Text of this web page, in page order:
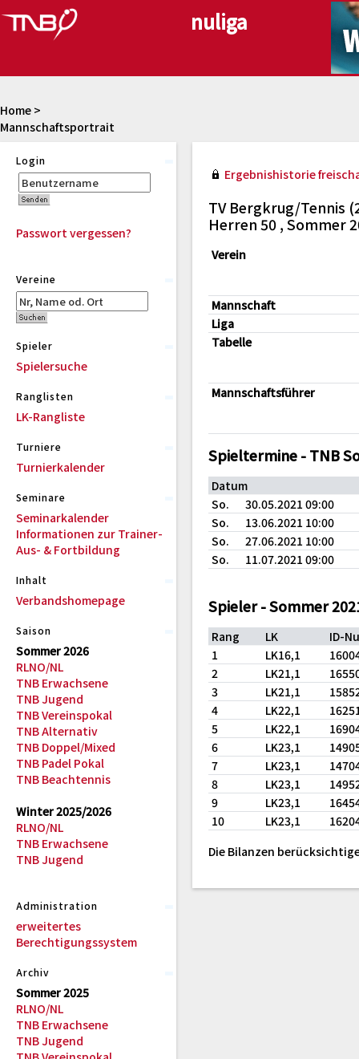
Mannschaftsportrait
Home >
Login
Passwort vergessen?
Vereine
Spieler
Spielersuche
Ranglisten
LK-Rangliste
Turniere
Turnierkalender
Seminare
Seminarkalender
Informationen zur Trainer-
Aus- & Fortbildung
Inhalt
Verbandshomepage
Saison
Sommer 2026
RLNO/NL
TNB Erwachsene
TNB Jugend
TNB Vereinspokal
TNB Alternativ
TNB Doppel/Mixed
TNB Padel Pokal
TNB Beachtennis
Winter 2025/2026
RLNO/NL
TNB Erwachsene
TNB Jugend
Administration
erweitertes
Berechtigungssystem
Archiv
Sommer 2025
RLNO/NL
TNB Erwachsene
TNB Jugend
Ergebnishistorie
TV Bergkrug/Tennis
Herren 50 , Sommer
Verein
Mannschaft
Liga
Tabelle
Mannschaftsführer
Spieltermine - TNB
Datum
So.
30.05.2021 09:00
So.
13.06.2021 10:00
So.
27.06.2021 10:00
So.
11.07.2021 09:00
Spieler - Sommer
Rang LK
ID-
1
LK16,1
2
LK21,1
3
LK21,1
4
LK22,1
5
LK22,1
6
LK23,1
7
LK23,1
8
LK23,1
9
LK23,1
10
LK23,1
Die Bilanzen